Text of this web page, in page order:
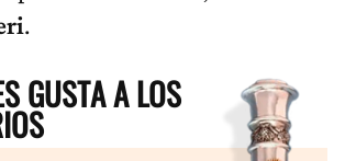
.
GUSTA A LOS